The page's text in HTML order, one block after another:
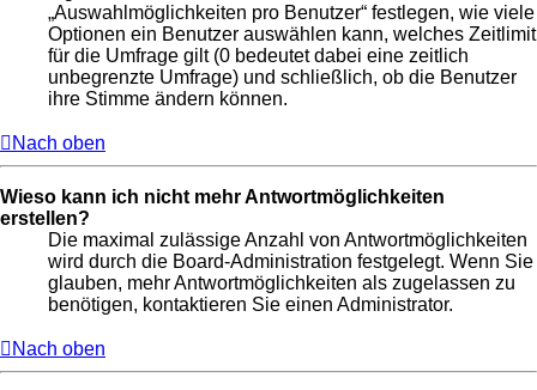
„Auswahlmöglichkeiten pro Benutzer“ festlegen, wie viele
Optionen ein Benutzer auswählen kann, welches Zeitlimit
für die Umfrage gilt (0 bedeutet dabei eine zeitlich
unbegrenzte Umfrage) und schließlich, ob die Benutzer
ihre Stimme ändern können.
Nach oben
Wieso kann ich nicht mehr Antwortmöglichkeiten
erstellen?
Die maximal zulässige Anzahl von Antwortmöglichkeiten
wird durch die Board-Administration festgelegt. Wenn Sie
glauben, mehr Antwortmöglichkeiten als zugelassen zu
benötigen, kontaktieren Sie einen Administrator.
Nach oben